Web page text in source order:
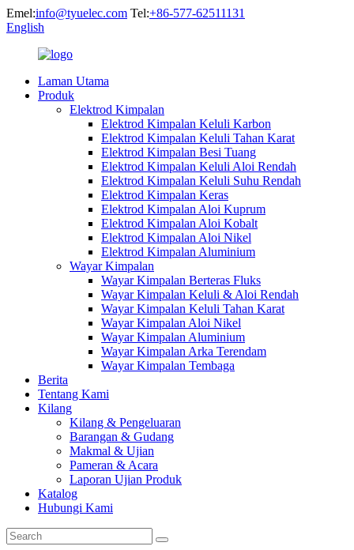
Emel:info@tyuelec.com Tel:+86-577-62511131
English
Laman Utama
Produk
Elektrod Kimpalan
Elektrod Kimpalan Keluli Karbon
Elektrod Kimpalan Keluli Tahan Karat
Elektrod Kimpalan Besi Tuang
Elektrod Kimpalan Keluli Aloi Rendah
Elektrod Kimpalan Keluli Suhu Rendah
Elektrod Kimpalan Keras
Elektrod Kimpalan Aloi Kuprum
Elektrod Kimpalan Aloi Kobalt
Elektrod Kimpalan Aloi Nikel
Elektrod Kimpalan Aluminium
Wayar Kimpalan
Wayar Kimpalan Berteras Fluks
Wayar Kimpalan Keluli & Aloi Rendah
Wayar Kimpalan Keluli Tahan Karat
Wayar Kimpalan Aloi Nikel
Wayar Kimpalan Aluminium
Wayar Kimpalan Arka Terendam
Wayar Kimpalan Tembaga
Berita
Tentang Kami
Kilang
Kilang & Pengeluaran
Barangan & Gudang
Makmal & Ujian
Pameran & Acara
Laporan Ujian Produk
Katalog
Hubungi Kami